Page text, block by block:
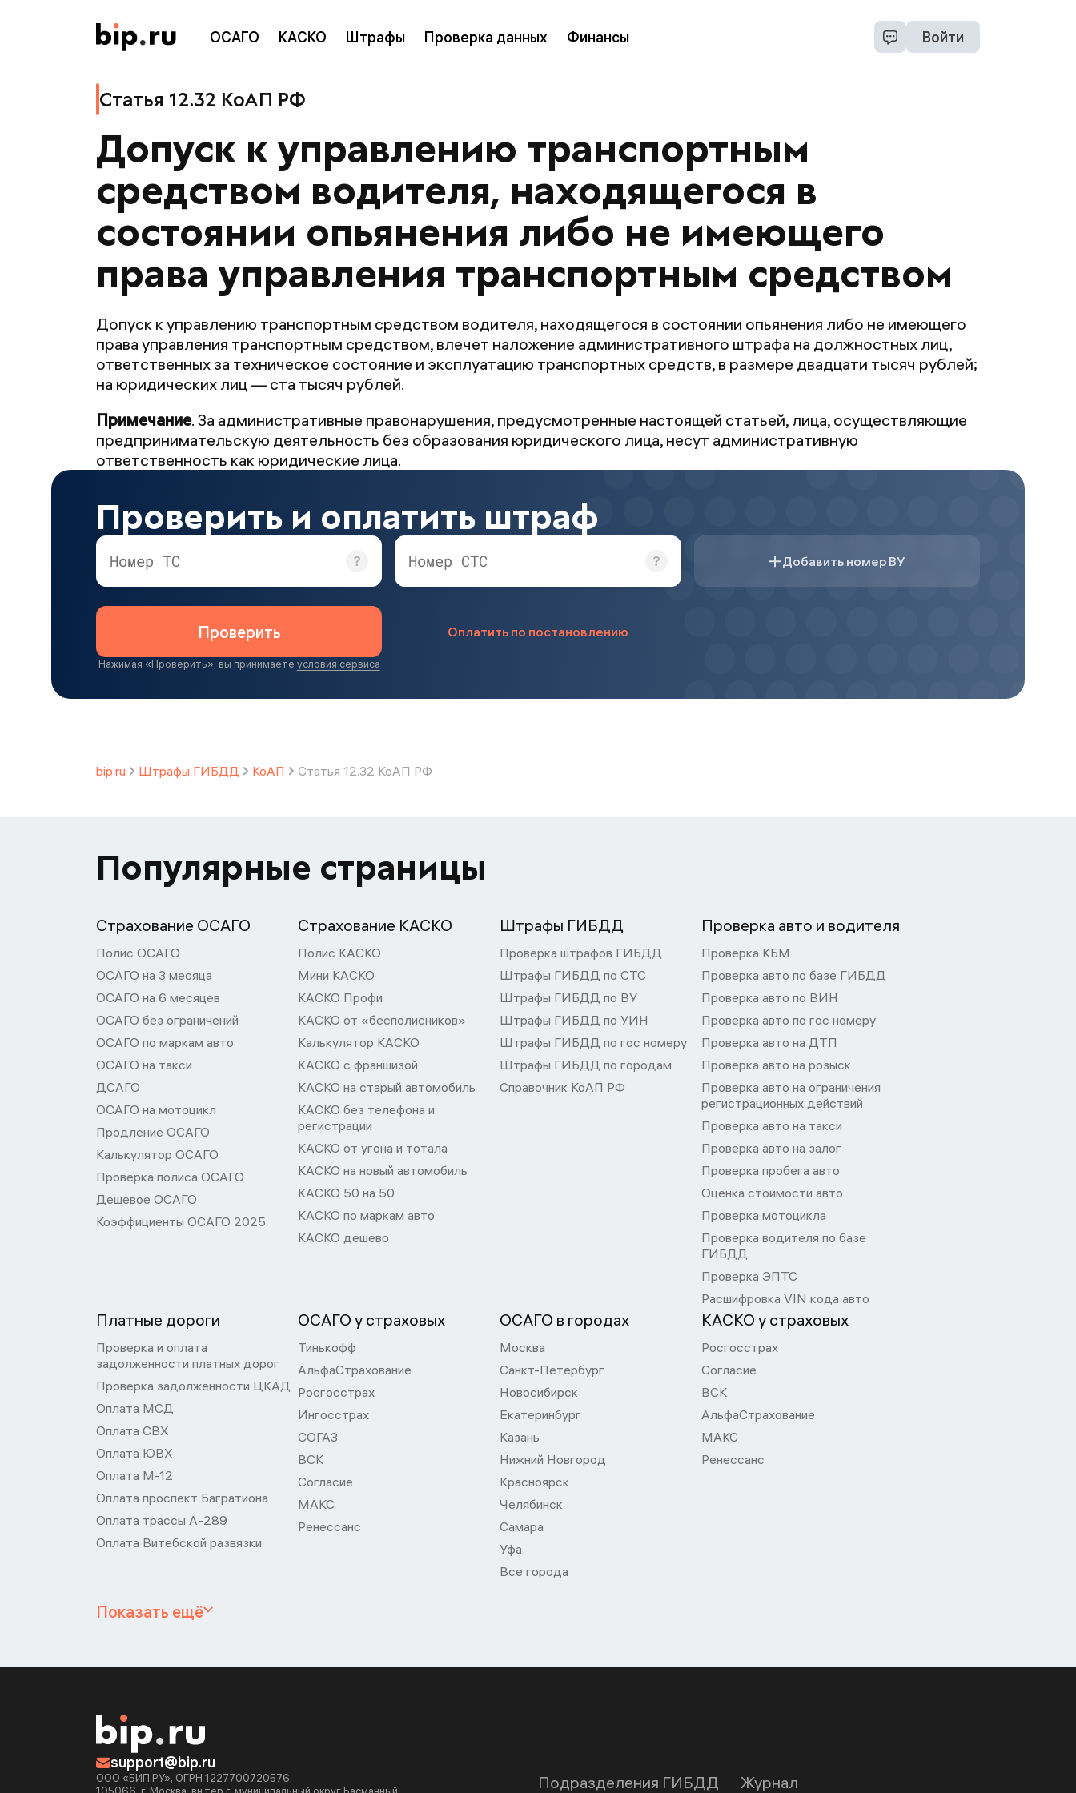
ОСАГО КАСКО Штрафы Проверка данных Финансы Войти
Статья 12.32 КоАП РФ
Допуск к управлению транспортным
средством водителя, находящегося в
состоянии опьянения либо не имеющего
права управления транспортным средством
Допуск к управлению транспортным средством водителя, находящегося в состоянии опьянения либо не имеющего
права управления транспортным средством, влечет наложение административного штрафа на должностных лиц,
ответственных за техническое состояние и эксплуатацию транспортных средств, в размере двадцати тысяч рублей;
на юридических лиц — ста тысяч рублей.
Примечание. За административные правонарушения, предусмотренные настоящей статьей, лица, осуществляющие
предпринимательскую деятельность без образования юридического лица, несут административную
ответственность как юридические лица.
Проверить и оплатить штраф
Номер ТС Номер СТС Добавить номер ВУ
Проверить
Нажимая «Проверить», вы принимаете условия сервиса
Оплатить по постановлению
bip.ru Штрафы ГИБДД КоАП Статья 12.32 КоАП РФ
Популярные страницы
Страхование ОСАГО
Полис ОСАГО
ОСАГО на 3 месяца
ОСАГО на 6 месяцев
ОСАГО без ограничений
ОСАГО по маркам авто
ОСАГО на такси
ДСАГО
ОСАГО на мотоцикл
Продление ОСАГО
Калькулятор ОСАГО
Проверка полиса ОСАГО
Дешевое ОСАГО
Коэффициенты ОСАГО 2025
Страхование КАСКО
Полис КАСКО
Мини КАСКО
КАСКО Профи
КАСКО от «бесполисников»
Калькулятор КАСКО
КАСКО с франшизой
КАСКО на старый автомобиль
КАСКО без телефона и
регистрации
КАСКО от угона и тотала
КАСКО на новый автомобиль
КАСКО 50 на 50
КАСКО по маркам авто
КАСКО дешево
Штрафы ГИБДД
Проверка штрафов ГИБДД
Штрафы ГИБДД по СТС
Штрафы ГИБДД по ВУ
Штрафы ГИБДД по УИН
Штрафы ГИБДД по гос номеру
Штрафы ГИБДД по городам
Справочник КоАП РФ
Проверка авто и водителя
Проверка КБМ
Проверка авто по базе ГИБДД
Проверка авто по ВИН
Проверка авто по гос номеру
Проверка авто на ДТП
Проверка авто на розыск
Проверка авто на ограничения
регистрационных действий
Проверка авто на такси
Проверка авто на залог
Проверка пробега авто
Оценка стоимости авто
Проверка мотоцикла
Проверка водителя по базе
ГИБДД
Проверка ЭПТС
Расшифровка VIN кода авто
Платные дороги
Проверка и оплата
задолженности платных дорог
Проверка задолженности ЦКАД
Оплата МСД
Оплата СВХ
Оплата ЮВХ
Оплата М-12
Оплата проспект Багратиона
Оплата трассы А-289
Оплата Витебской развязки
ОСАГО у страховых
Тинькофф
АльфаСтрахование
Росгосстрах
Ингосстрах
СОГАЗ
ВСК
Согласие
МАКС
Ренессанс
ОСАГО в городах
Москва
Санкт-Петербург
Новосибирск
Екатеринбург
Казань
Нижний Новгород
Красноярск
Челябинск
Самара
Уфа
Все города
КАСКО у страховых
Росгосстрах
Согласие
ВСК
АльфаСтрахование
МАКС
Ренессанс
Показать ещё
support@bip.ru
ООО «БИП.РУ», ОГРН 1227700720576.
Подразделения ГИБДД
Журнал